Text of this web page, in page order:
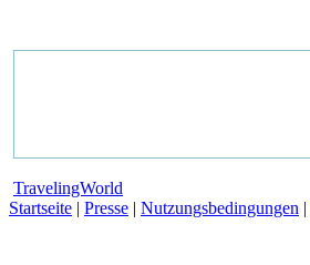
TravelingWorld
Startseite | Presse | Nutzungsbedingungen |